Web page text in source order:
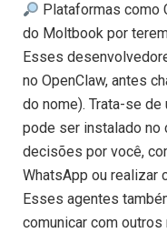
Plataformas como
do Moltbook por
Esses
no OpenClaw, antes
do nome). Trata-se
pode ser instalado no
decisões por você,
WhatsApp ou realizar
Esses agentes
comunicar com